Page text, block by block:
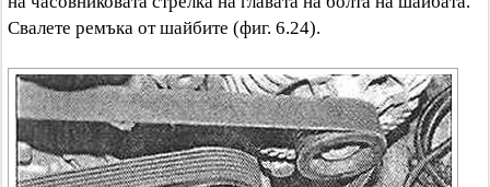
Свалете ремъка от шайбите (фиг. 6.24).